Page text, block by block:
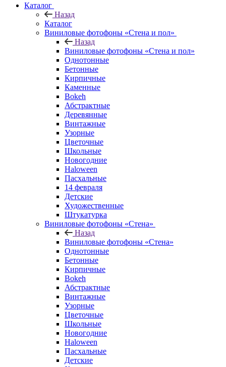
Каталог
Назад
Каталог
Виниловые фотофоны «Стена и пол»
Назад
Виниловые фотофоны «Стена и пол»
Однотонные
Бетонные
Кирпичные
Каменные
Bokeh
Абстрактные
Деревянные
Винтажные
Узорные
Цветочные
Школьные
Новогодние
Haloween
Пасхальные
14 февраля
Детские
Художественные
Штукатурка
Виниловые фотофоны «Стена»
Назад
Виниловые фотофоны «Стена»
Однотонные
Бетонные
Кирпичные
Bokeh
Абстрактные
Винтажные
Узорные
Цветочные
Школьные
Новогодние
Haloween
Пасхальные
Детские